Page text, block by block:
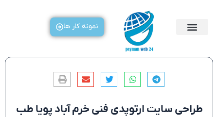
نمونه کار ها
طراحی سایت ارتوپدی فنی خرم آباد پویا طب